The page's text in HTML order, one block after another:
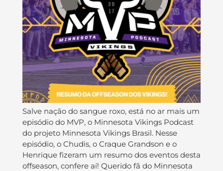
Salve nação do sangue roxo, está no ar mais um
episódio do MVP, o Minnesota Vikings Podcast
do projeto Minnesota Vikings Brasil. Nesse
episódio, o Chudis, o Craque Grandson e o
Henrique fizeram um resumo dos eventos desta
offseason, confere aí! Querido fã do Minnesota